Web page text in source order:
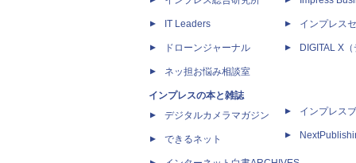
IT Leaders
ドローンジャーナル
ネッ担お悩み相談室
インプレスの本と雑誌
デジタルカメラマガジン
できるネット
インプレス
DIGITAL X
インプレス